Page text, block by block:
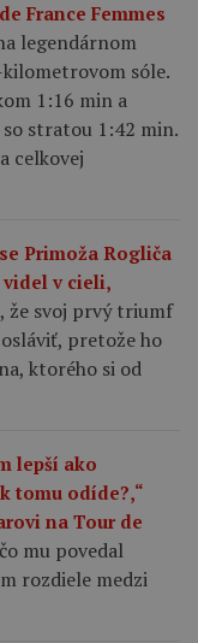
France Femmes
legendárnom
sóle.
1:16 min a
stratou 1:42 min.
celkovej
Primoža Rogliča
videl v cieli,
že svoj prvý triumf
pretože ho
ktorého si od
lepší ako
tomu odíde?,“
na Tour de
mu povedal
rozdiele medzi